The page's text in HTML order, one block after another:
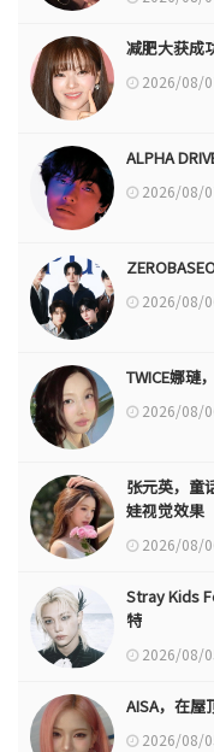
减肥大获成
2026/08/
ALPHA
2026/08/
2026/08/
TWICE娜璉
2026/08/
张元英，童
娃视觉效果
2026/08/
Stray Kids
特
2026/08/
AISA，在
2026/08/